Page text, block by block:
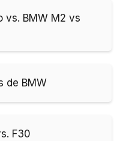
vs. BMW M2 vs
de BMW
F30